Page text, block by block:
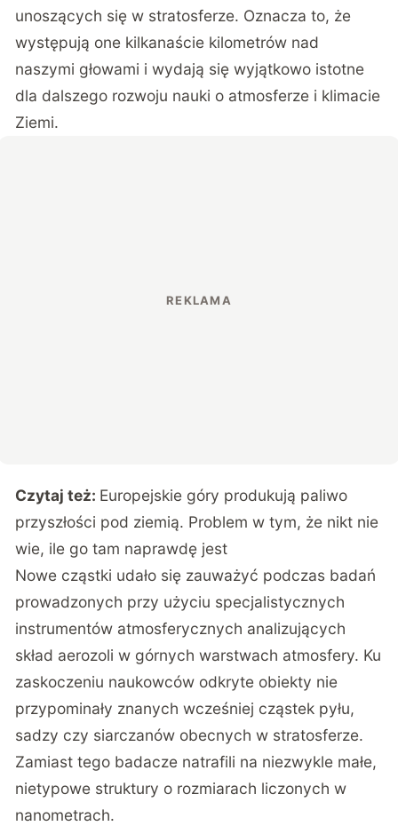
unoszących się w stratosferze. Oznacza to, że
występują one kilkanaście kilometrów nad
naszymi głowami i wydają się wyjątkowo istotne
dla dalszego rozwoju nauki o atmosferze i klimacie
Ziemi.
Czytaj też: Europejskie góry produkują paliwo
przyszłości pod ziemią. Problem w tym, że nikt nie
wie, ile go tam naprawdę jest
Nowe cząstki udało się zauważyć podczas badań
prowadzonych przy użyciu specjalistycznych
instrumentów atmosferycznych analizujących
skład aerozoli w górnych warstwach atmosfery. Ku
zaskoczeniu naukowców odkryte obiekty nie
przypominały znanych wcześniej cząstek pyłu,
sadzy czy siarczanów obecnych w stratosferze.
Zamiast tego badacze natrafili na niezwykle małe,
nietypowe struktury o rozmiarach liczonych w
nanometrach.